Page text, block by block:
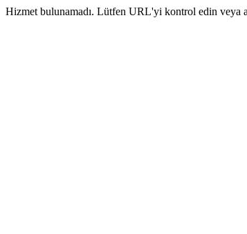
Hizmet bulunamadı. Lütfen URL'yi kontrol edin veya